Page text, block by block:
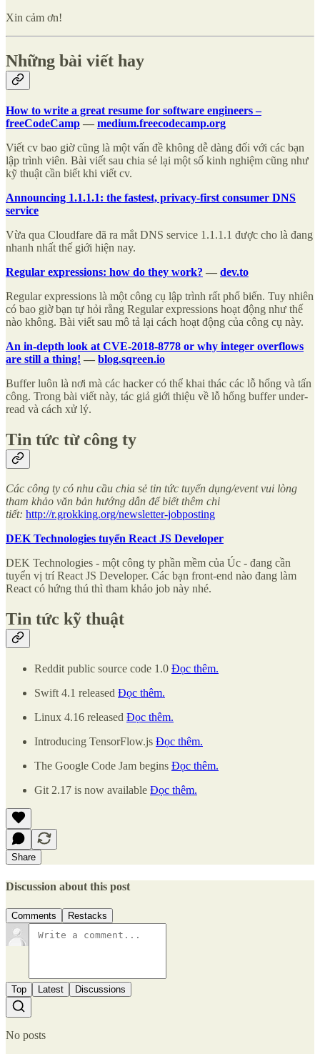
Xin cảm ơn!
Những bài viết hay
How to write a great resume for software engineers –
freeCodeCamp — medium.freecodecamp.org
Viết cv bao giờ cũng là một vấn đề không dễ dàng đối với các bạn
lập trình viên. Bài viết sau chia sẻ lại một số kinh nghiệm cũng như
kỹ thuật cần biết khi viết cv.
Announcing 1.1.1.1: the fastest, privacy-first consumer DNS
service
Vừa qua Cloudfare đã ra mắt DNS service 1.1.1.1 được cho là đang
nhanh nhất thế giới hiện nay.
Regular expressions: how do they work? — dev.to
Regular expressions là một công cụ lập trình rất phổ biến. Tuy nhiên
có bao giờ bạn tự hỏi rằng Regular expressions hoạt động như thế
nào không. Bài viết sau mô tả lại cách hoạt động của công cụ này.
An in-depth look at CVE-2018-8778 or why integer overflows
are still a thing! — blog.sqreen.io
Buffer luôn là nơi mà các hacker có thể khai thác các lỗ hổng và tấn
công. Trong bài viết này, tác giả giới thiệu về lỗ hổng buffer under-
read và cách xử lý.
Tin tức từ công ty
Các công ty có nhu cầu chia sẻ tin tức tuyển dụng/event vui lòng
tham khảo văn bản hướng dẫn để biết thêm chi
tiết: http://r.grokking.org/newsletter-jobposting
DEK Technologies tuyển React JS Developer
DEK Technologies - một công ty phần mềm của Úc - đang cần
tuyển vị trí React JS Developer. Các bạn front-end nào đang làm
React có hứng thú thì tham khảo job này nhé.
Tin tức kỹ thuật
Reddit public source code 1.0 Đọc thêm.
Swift 4.1 released Đọc thêm.
Linux 4.16 released Đọc thêm.
Introducing TensorFlow.js Đọc thêm.
The Google Code Jam begins Đọc thêm.
Git 2.17 is now available Đọc thêm.
Share
Discussion about this post
Comments Restacks
Top Latest Discussions
No posts